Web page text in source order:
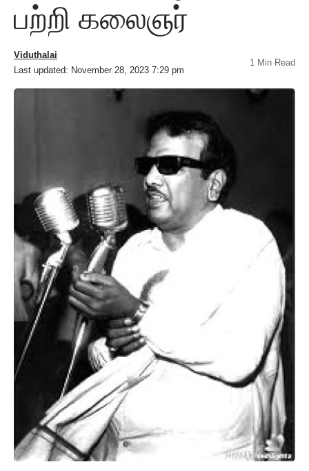
பற்றி கலைஞர்
Last updated: November 28, 2023 7:29 pm
Viduthalai
1 Min Read